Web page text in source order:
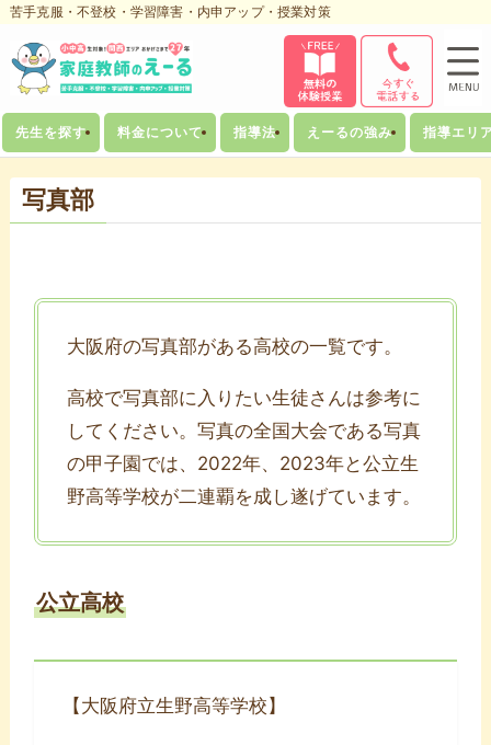
苦手克服・不登校・学習障害・内申アップ・授業対策
先生を探す 料金について 指導法 えーるの強み 指導エリ
写真部
大阪府の写真部がある高校の一覧です。
高校で写真部に入りたい生徒さんは参考に
してください。写真の全国大会である写真
の甲子園では、2022年、2023年と公立生
野高等学校が二連覇を成し遂げています。
公立高校
【大阪府立生野高等学校】